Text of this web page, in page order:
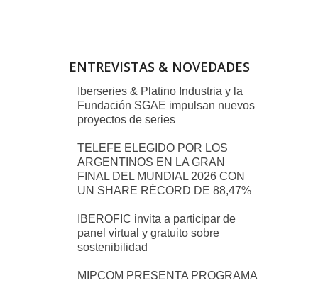
ENTREVISTAS & NOVEDADES
Iberseries & Platino Industria y la
Fundación SGAE impulsan nuevos
proyectos de series
TELEFE ELEGIDO POR LOS
ARGENTINOS EN LA GRAN
FINAL DEL MUNDIAL 2026 CON
UN SHARE RÉCORD DE 88,47%
IBEROFIC invita a participar de
panel virtual y gratuito sobre
sostenibilidad
MIPCOM PRESENTA PROGRAMA